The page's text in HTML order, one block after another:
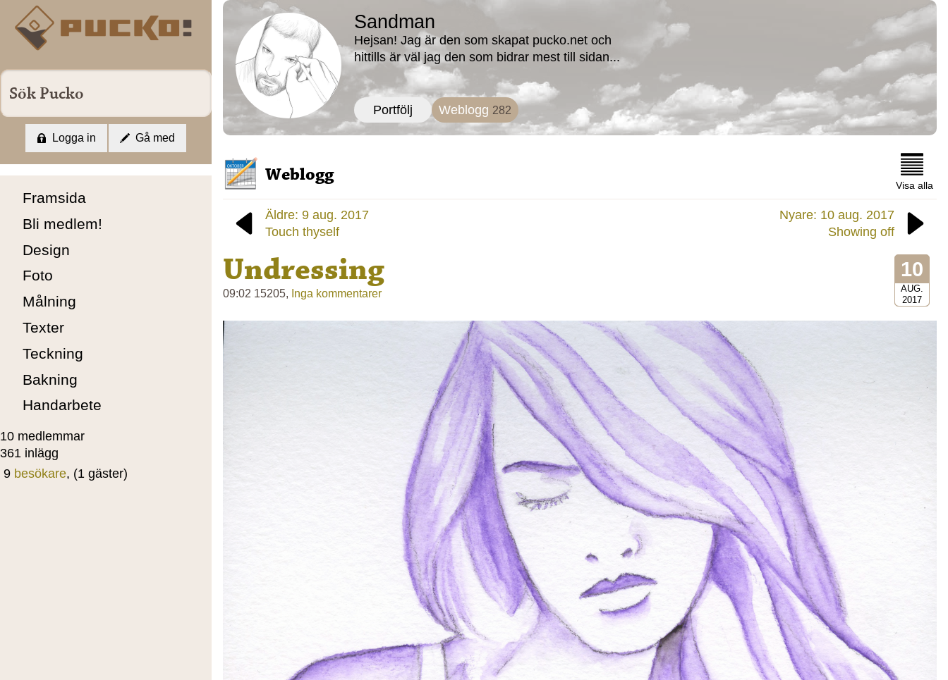
Framsida
Bli medlem!
Design
Foto
Målning
Texter
Teckning
Bakning
Handarbete
10 medlemmar
361 inlägg
9 besökare, (1 gäster)
Logga in Gå med
Sandman
Hejsan! Jag är den som skapat pucko.net och
hittills är väl jag den som bidrar mest till sidan...
Portfölj Weblogg 282
Weblogg
Visa alla
Äldre: 9 aug. 2017
Touch thyself
Nyare: 10 aug. 2017
Showing off
10
AUG.
2017
Undressing
09:02 15205, Inga kommentarer